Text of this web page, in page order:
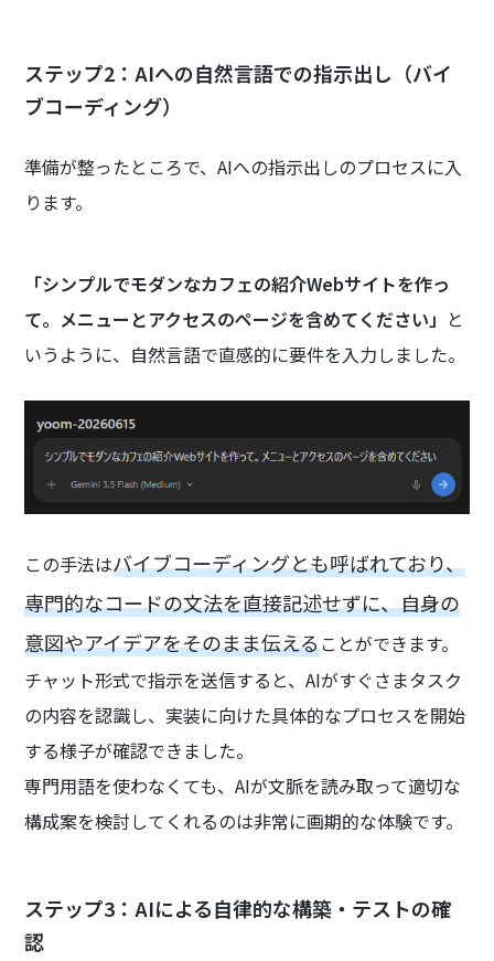
ステップ2：AIへの自然言語での指示出し（バイ
ブコーディング）
準備が整ったところで、AIへの指示出しのプロセスに入
ります。
「シンプルでモダンなカフェの紹介Webサイトを作っ
て。メニューとアクセスのページを含めてください」 と
いうように、自然言語で直感的に要件を入力しました。
この手法はバイブコーディングとも呼ばれており、
専門的なコードの文法を直接記述せずに、自身の
意図やアイデアをそのまま伝えることができます。
チャット形式で指示を送信すると、AIがすぐさまタスク
の内容を認識し、実装に向けた具体的なプロセスを開始
する様子が確認できました。
専門用語を使わなくても、AIが文脈を読み取って適切な
構成案を検討してくれるのは非常に画期的な体験です。
ステップ3：AIによる自律的な構築・テストの確
認